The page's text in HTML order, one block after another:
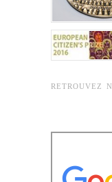
RETROUVEZ